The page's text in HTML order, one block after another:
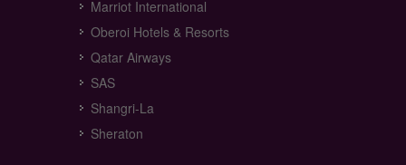
Marriot International
Oberoi Hotels & Resorts
Qatar Airways
SAS
Shangri-La
Sheraton